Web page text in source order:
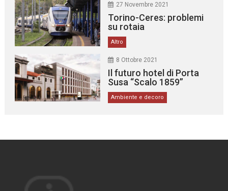
27 Novembre 2021
Torino-Ceres: problemi
su rotaia
Altro
8 Ottobre 2021
Il futuro hotel di Porta
Susa “Scalo 1859”
Ambiente e decoro